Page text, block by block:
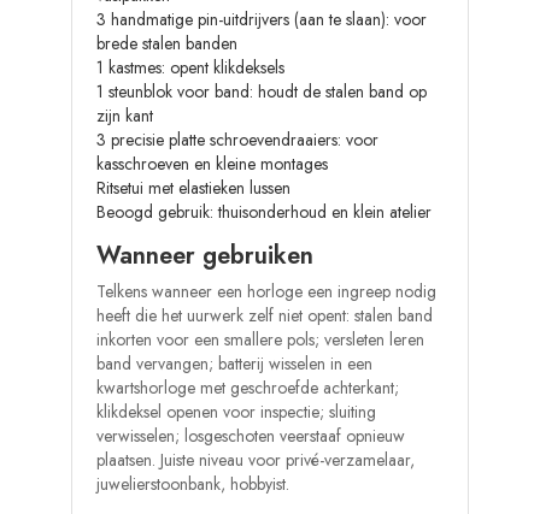
3 handmatige pin-uitdrijvers (aan te slaan): voor
brede stalen banden
1 kastmes: opent klikdeksels
1 steunblok voor band: houdt de stalen band op
zijn kant
3 precisie platte schroevendraaiers: voor
kasschroeven en kleine montages
Ritsetui met elastieken lussen
Beoogd gebruik: thuisonderhoud en klein atelier
Wanneer gebruiken
Telkens wanneer een horloge een ingreep nodig
heeft die het uurwerk zelf niet opent: stalen band
inkorten voor een smallere pols; versleten leren
band vervangen; batterij wisselen in een
kwartshorloge met geschroefde achterkant;
klikdeksel openen voor inspectie; sluiting
verwisselen; losgeschoten veerstaaf opnieuw
plaatsen. Juiste niveau voor privé-verzamelaar,
juwelierstoonbank, hobbyist.